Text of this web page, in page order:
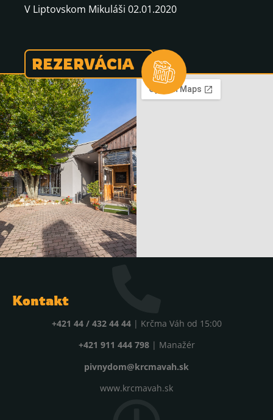
V Liptovskom Mikuláši 02.01.2020
REZERVÁCIA
Kontakt
+421 44 / 432 44 44| Krčma Váh od 15:00
+421 911 444 798| Manažér
pivnydom@krcmavah.sk
www.krcmavah.sk